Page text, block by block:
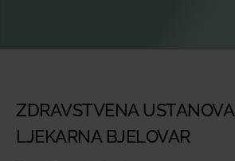
ZDRAVSTVENA USTANOVA
LJEKARNA BJELOVAR